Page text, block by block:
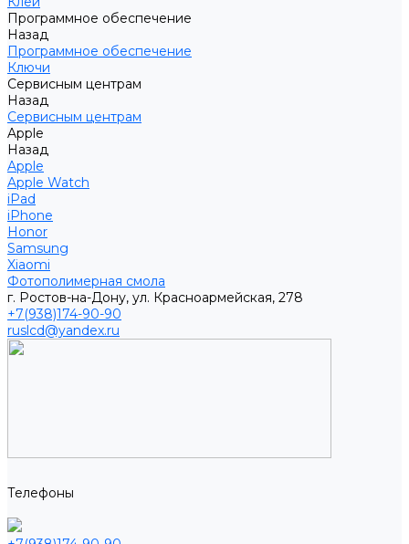
Программное обеспечение
Назад
Программное обеспечение
Ключи
Сервисным центрам
Назад
Сервисным центрам
Apple
Назад
Apple
Apple Watch
iPad
iPhone
Honor
Samsung
Xiaomi
Фотополимерная смола
г. Ростов-на-Дону, ул. Красноармейская, 278
+7(938)174-90-90
ruslcd@yandex.ru
Телефоны